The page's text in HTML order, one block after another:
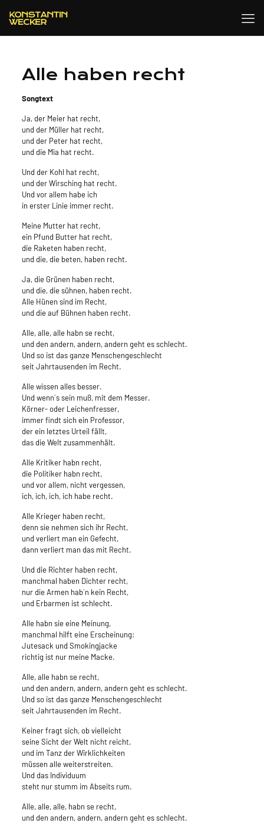
Alle haben recht
Songtext
Ja, der Meier hat recht,
und der Müller hat recht,
und der Peter hat recht,
und die Mia hat recht.
Und der Kohl hat recht,
und der Wirsching hat recht.
Und vor allem habe ich
in erster Linie immer recht.
Meine Mutter hat recht,
ein Pfund Butter hat recht,
die Raketen haben recht,
und die, die beten, haben recht.
Ja, die Grünen haben recht,
und die, die sühnen, haben recht.
Alle Hünen sind im Recht,
und die auf Bühnen haben recht.
Alle, alle, alle habn se recht,
und den andern, andern, andern geht es schlecht.
Und so ist das ganze Menschengeschlecht
seit Jahrtausenden im Recht.
Alle wissen alles besser.
Und wenn´s sein muß, mit dem Messer.
Körner- oder Leichenfresser,
immer findt sich ein Professor,
der ein letztes Urteil fällt,
das die Welt zusammenhält.
Alle Kritiker habn recht,
die Politiker habn recht,
und vor allem, nicht vergessen,
ich, ich, ich, ich habe recht.
Alle Krieger haben recht,
denn sie nehmen sich ihr Recht,
und verliert man ein Gefecht,
dann verliert man das mit Recht.
Und die Richter haben recht,
manchmal haben Dichter recht,
nur die Armen hab´n kein Recht,
und Erbarmen ist schlecht.
Alle habn sie eine Meinung,
manchmal hilft eine Erscheinung:
Jutesack und Smokingjacke
richtig ist nur meine Macke.
Alle, alle habn se recht,
und den andern, andern, andern geht es schlecht.
Und so ist das ganze Menschengeschlecht
seit Jahrtausenden im Recht.
Keiner fragt sich, ob vielleicht
seine Sicht der Welt nicht reicht,
und im Tanz der Wirklichkeiten
müssen alle weiterstreiten.
Und das Individuum
steht nur stumm im Abseits rum.
Alle, alle, alle, habn se recht,
und den andern, andern, andern geht es schlecht.